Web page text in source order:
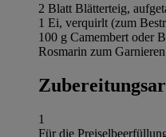
2 Blatt Blätterteig,
1 Ei, verquirlt (zum
100 g Camembert oder
Rosmarin zum Garnieren
1
Für die